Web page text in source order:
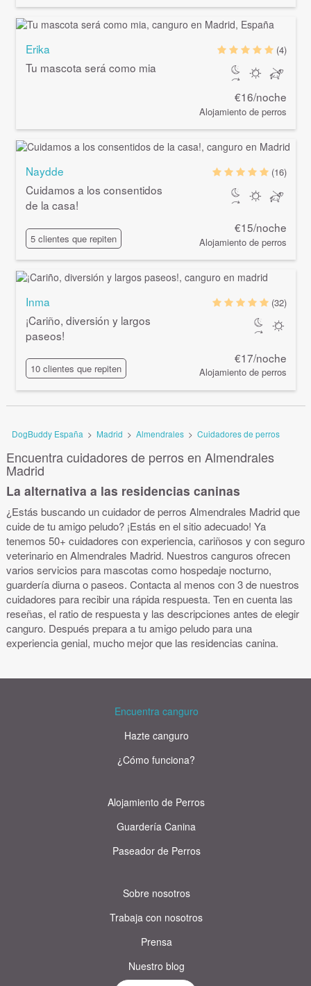
Erika
Tu mascota será como mia
(4)
€16/noche
Alojamiento de perros
Naydde
Cuidamos a los consentidos
de la casa!
5 clientes que repiten
(16)
€15/noche
Alojamiento de perros
Inma
¡Cariño, diversión y largos
paseos!
10 clientes que repiten
(32)
€17/noche
Alojamiento de perros
DogBuddy España > Madrid > Almendrales > Cuidadores de perros
Encuentra cuidadores de perros en Almendrales
Madrid
La alternativa a las residencias caninas
¿Estás buscando un cuidador de perros Almendrales Madrid que
cuide de tu amigo peludo? ¡Estás en el sitio adecuado! Ya
tenemos 50+ cuidadores con experiencia, cariñosos y con seguro
veterinario en Almendrales Madrid. Nuestros canguros ofrecen
varios servicios para mascotas como hospedaje nocturno,
guardería diurna o paseos. Contacta al menos con 3 de nuestros
cuidadores para recibir una rápida respuesta. Ten en cuenta las
reseñas, el ratio de respuesta y las descripciones antes de elegir
canguro. Después prepara a tu amigo peludo para una
experiencia genial, mucho mejor que las residencias canina.
Encuentra canguro
Hazte canguro
¿Cómo funciona?
Alojamiento de Perros
Guardería Canina
Paseador de Perros
Sobre nosotros
Trabaja con nosotros
Prensa
Nuestro blog